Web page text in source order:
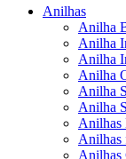
Anilhas
Anilha
Anilha
Anilha
Anilha
Anilha
Anilha
Anilhas
Anilhas
Anilhas